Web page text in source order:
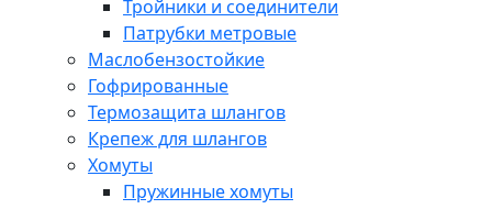
Тройники и соединители
Патрубки метровые
Маслобензостойкие
Гофрированные
Термозащита шлангов
Крепеж для шлангов
Хомуты
Пружинные хомуты